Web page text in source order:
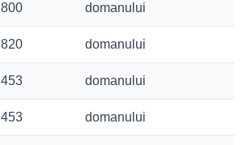
800 domanului
820 domanului
453 domanului
453 domanului